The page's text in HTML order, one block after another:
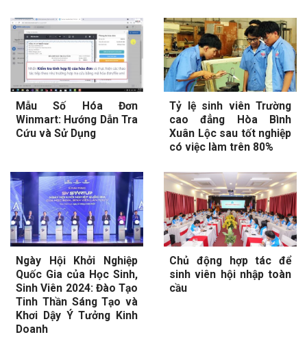
Mẫu Số Hóa Đơn
Winmart: Hướng Dẫn Tra
Cứu và Sử Dụng
Tỷ lệ sinh viên Trường
cao đẳng Hòa Bình
Xuân Lộc sau tốt nghiệp
có việc làm trên 80%
Ngày Hội Khởi Nghiệp
Quốc Gia của Học Sinh,
Sinh Viên 2024: Đào Tạo
Tinh Thần Sáng Tạo và
Khơi Dậy Ý Tưởng Kinh
Doanh
Chủ động hợp tác để
sinh viên hội nhập toàn
cầu